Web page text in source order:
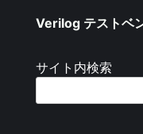
Verilog テストベ
サイト内検索